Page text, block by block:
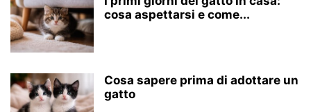
cosa aspettarsi e come...
Cosa sapere prima di adottare un
gatto